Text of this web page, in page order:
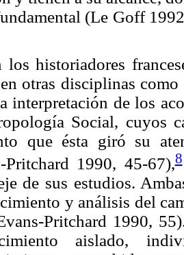
(Le Goff
los historiadores
otras disciplinas como
interpretación de los
Social, cuyos
que ésta giró su
Pritchard 1990, 45-67),8
de sus estudios.
y análisis del
Pritchard 1990,
aislado,